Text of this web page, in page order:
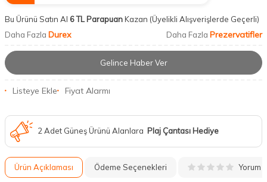
Bu Ürünü Satın Al 6 TL ParapuanKazan (Üyelikli Alışverişlerde Geçerli)
Daha Fazla Durex Daha Fazla Prezervatifler
Gelince Haber Ver
Listeye Ekle Fiyat Alarmı
2 Adet Güneş Ürünü Alanlara Plaj Çantası Hediye
Ürün Açıklaması Ödeme Seçenekleri Yorum